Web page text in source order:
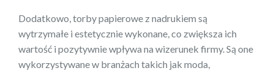
Dodatkowo, torby papierowe z nadrukiem są
wytrzymałe i estetycznie wykonane, co zwiększa ich
wartość i pozytywnie wpływa na wizerunek firmy. Są one
wykorzystywane w branżach takich jak moda,